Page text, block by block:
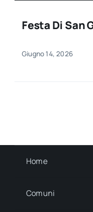
Festa Di San
Giugno 14, 2026
Home
Comuni